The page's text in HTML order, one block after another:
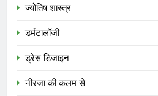
ज्योतिष शास्त्र
डर्मटालॉजी
ड्रेस डिजाइन
नीरजा की कलम से